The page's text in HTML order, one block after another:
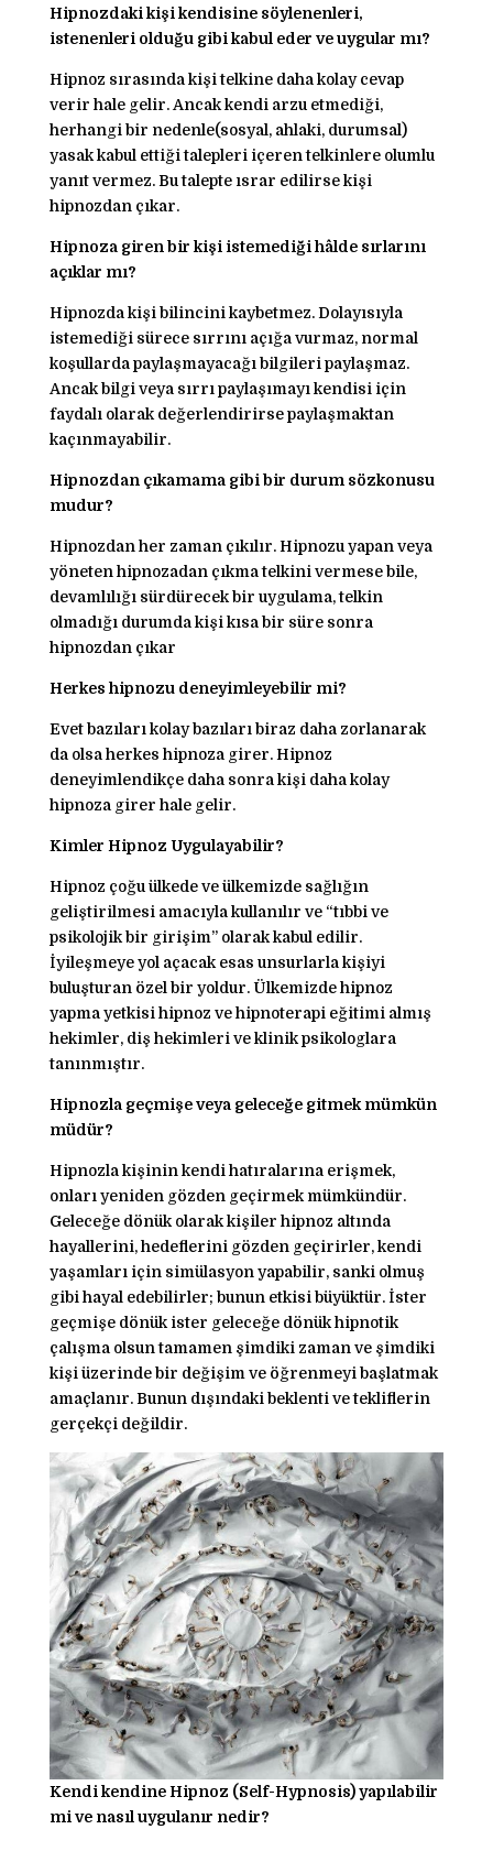
Hipnozdaki kişi kendisine söylenenleri,
istenenleri olduğu gibi kabul eder ve uygular mı?
Hipnoz sırasında kişi telkine daha kolay cevap
verir hale gelir. Ancak kendi arzu etmediği,
herhangi bir nedenle(sosyal, ahlaki, durumsal)
yasak kabul ettiği talepleri içeren telkinlere olumlu
yanıt vermez. Bu talepte ısrar edilirse kişi
hipnozdan çıkar.
Hipnoza giren bir kişi istemediği hâlde sırlarını
açıklar mı?
Hipnozda kişi bilincini kaybetmez. Dolayısıyla
istemediği sürece sırrını açığa vurmaz, normal
koşullarda paylaşmayacağı bilgileri paylaşmaz.
Ancak bilgi veya sırrı paylaşımayı kendisi için
faydalı olarak değerlendirirse paylaşmaktan
kaçınmayabilir.
Hipnozdan çıkamama gibi bir durum sözkonusu
mudur?
Hipnozdan her zaman çıkılır. Hipnozu yapan veya
yöneten hipnozadan çıkma telkini vermese bile,
devamlılığı sürdürecek bir uygulama, telkin
olmadığı durumda kişi kısa bir süre sonra
hipnozdan çıkar
Herkes hipnozu deneyimleyebilir mi?
Evet bazıları kolay bazıları biraz daha zorlanarak
da olsa herkes hipnoza girer. Hipnoz
deneyimlendikçe daha sonra kişi daha kolay
hipnoza girer hale gelir.
Kimler Hipnoz Uygulayabilir?
Hipnoz çoğu ülkede ve ülkemizde sağlığın
geliştirilmesi amacıyla kullanılır ve “tıbbi ve
psikolojik bir girişim” olarak kabul edilir.
İyileşmeye yol açacak esas unsurlarla kişiyi
buluşturan özel bir yoldur. Ülkemizde hipnoz
yapma yetkisi hipnoz ve hipnoterapi eğitimi almış
hekimler, diş hekimleri ve klinik psikologlara
tanınmıştır.
Hipnozla geçmişe veya geleceğe gitmek mümkün
müdür?
Hipnozla kişinin kendi hatıralarına erişmek,
onları yeniden gözden geçirmek mümkündür.
Geleceğe dönük olarak kişiler hipnoz altında
hayallerini, hedeflerini gözden geçirirler, kendi
yaşamları için simülasyon yapabilir, sanki olmuş
gibi hayal edebilirler; bunun etkisi büyüktür. İster
geçmişe dönük ister geleceğe dönük hipnotik
çalışma olsun tamamen şimdiki zaman ve şimdiki
kişi üzerinde bir değişim ve öğrenmeyi başlatmak
amaçlanır. Bunun dışındaki beklenti ve tekliflerin
gerçekçi değildir.
Kendi kendine Hipnoz (Self-Hypnosis) yapılabilir
mi ve nasıl uygulanır nedir?
Facebook
Twitter
LinkedIn